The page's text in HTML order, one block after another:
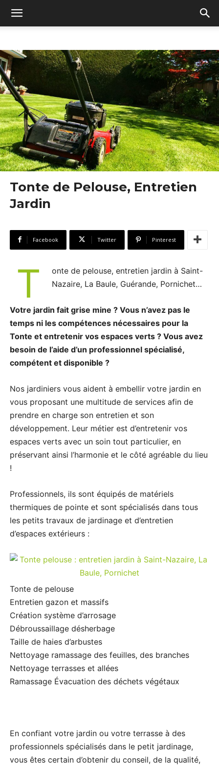
Tonte de Pelouse, Entretien
Jardin
Facebook Twitter Pinterest
T
onte de pelouse, entretien jardin à Saint-
Nazaire, La Baule, Guérande, Pornichet…
Votre jardin fait grise mine ? Vous n’avez pas le
temps ni les compétences nécessaires pour la
Tonte et entretenir vos espaces verts ? Vous avez
besoin de l’aide d’un professionnel spécialisé,
compétent et disponible ?
Nos jardiniers vous aident à embellir votre jardin en
vous proposant une multitude de services afin de
prendre en charge son entretien et son
développement. Leur métier est d’entretenir vos
espaces verts avec un soin tout particulier, en
préservant ainsi l’harmonie et le côté agréable du lieu
!
Professionnels, ils sont équipés de matériels
thermiques de pointe et sont spécialisés dans tous
les petits travaux de jardinage et d’entretien
d’espaces extérieurs :
Tonte de pelouse
Entretien gazon et massifs
Création système d’arrosage
Débroussaillage désherbage
Taille de haies d’arbustes
Nettoyage ramassage des feuilles, des branches
Nettoyage terrasses et allées
Ramassage Évacuation des déchets végétaux
En confiant votre jardin ou votre terrasse à des
professionnels spécialisés dans le petit jardinage,
vous êtes certain d’obtenir du conseil, de la qualité,